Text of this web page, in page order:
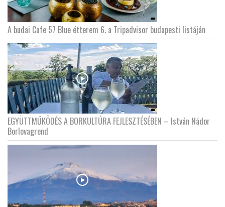
A budai Cafe 57 Blue étterem 6. a Tripadvisor budapesti listáján
EGYÜTTMŰKÖDÉS A BORKULTÚRA FEJLESZTÉSÉBEN – István Nádor
Borlovagrend